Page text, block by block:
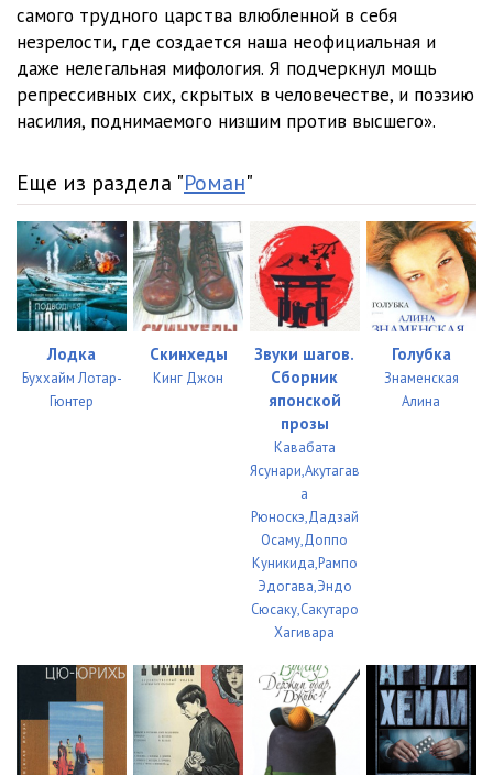
09_02_Podsmatrivanie_i_dalneyshee_pogruzhenie_v_sovremennost
21:16
10_01_Razzudis-noga_i_opyat_s_polichnym 25:19
10_02_Razzudis-noga_i_opyat_s_polichnym 27:04
12_00_Filibert_pripravlennyy_rebyachestvom
13_01_Paren_ili_novaya_poimka 20:01
13_02_Paren_ili_novaya_poimka 27:50
13_03_Paren_ili_novaya_poimka 25:01
14_01_Razzudis-rozha_i_novaya_poimka
14_02_Razzudis-rozha_i_novaya_poimka
14_03_Razzudis-rozha_i_novaya_poimka
14_05_Razzudis-rozha_i_novaya_poimka
самого трудного царства влюбленной в себя
незрелости, где создается наша неофициальная и
даже нелегальная мифология. Я подчеркнул мощь
репрессивных сих, скрытых в человечестве, и поэзию
насилия, поднимаемого низшим против высшего».
Еще из раздела "Роман"
Лодка
Буххайм Лотар-
Гюнтер
Скинхеды
Кинг Джон
Звуки шагов.
Сборник
японской
прозы
Кавабата
Ясунари,Акутагав
а
Рюноскэ,Дадзай
Осаму,Доппо
Куникида,Рампо
Эдогава,Эндо
Сюсаку,Сакутаро
Хагивара
Голубка
Знаменская
Алина